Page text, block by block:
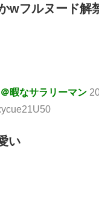
wフルヌード解
暇なサラリーマン
い